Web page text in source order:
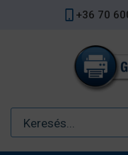
+36 70